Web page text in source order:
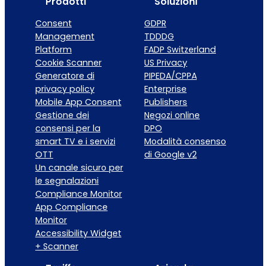
Consent
Management
Platform
Cookie Scanner
Generatore di
privacy policy
Mobile App Consent
Gestione dei
consensi per la
smart TV e i servizi
OTT
Un canale sicuro per
le segnalazioni
Compliance Monitor
App Compliance
Monitor
Accessibility Widget
+ Scanner
GDPR
TDDDG
FADP Switzerland
US Privacy
PIPEDA/CPPA
Enterprise
Publishers
Negozi online
DPO
Modalità consenso
di Google v2